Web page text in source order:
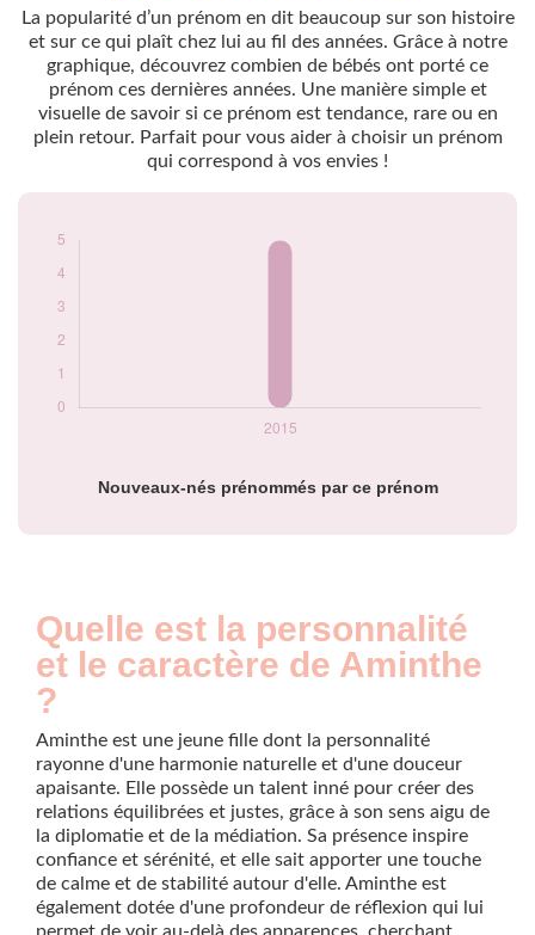
La popularité d’un prénom en dit beaucoup sur son histoire
et sur ce qui plaît chez lui au fil des années. Grâce à notre
graphique, découvrez combien de bébés ont porté ce
prénom ces dernières années. Une manière simple et
visuelle de savoir si ce prénom est tendance, rare ou en
plein retour. Parfait pour vous aider à choisir un prénom
qui correspond à vos envies !
Nouveaux-nés prénommés par ce prénom
Popularité du
prénom Aminthe
par année
Quelle est la personnalité
et le caractère de Aminthe
?
Aminthe est une jeune fille dont la personnalité
rayonne d'une harmonie naturelle et d'une douceur
apaisante. Elle possède un talent inné pour créer des
relations équilibrées et justes, grâce à son sens aigu de
la diplomatie et de la médiation. Sa présence inspire
confiance et sérénité, et elle sait apporter une touche
de calme et de stabilité autour d'elle. Aminthe est
également dotée d'une profondeur de réflexion qui lui